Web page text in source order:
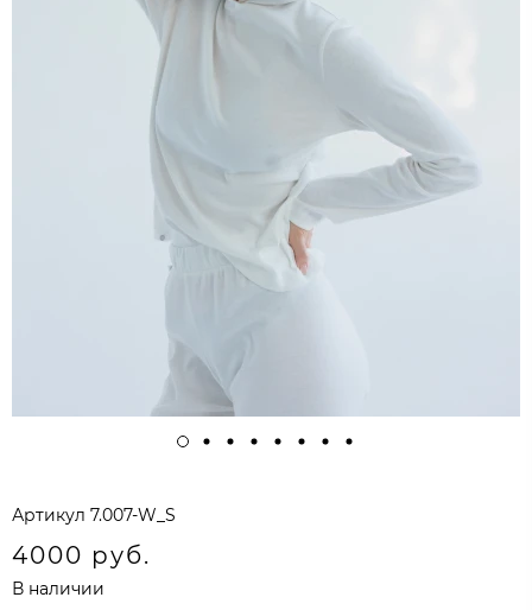
Артикул 7.007-W_S
4000 руб.
В наличии